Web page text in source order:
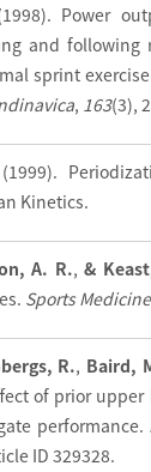
Power
and following
sprint
, 163(3),
(1999).
Kinetics.
A. R., &
Sports Medicine
R., Baird,
of prior upper
performance.
ID 329328.